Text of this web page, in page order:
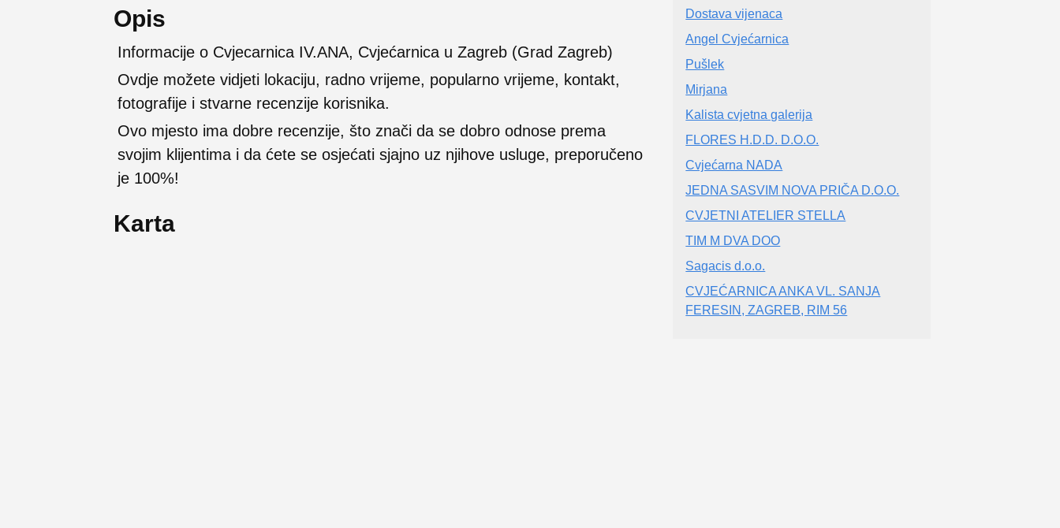
Opis
Informacije o Cvjecarnica IV.ANA, Cvjećarnica u Zagreb (Grad Zagreb)
Ovdje možete vidjeti lokaciju, radno vrijeme, popularno vrijeme, kontakt,
fotografije i stvarne recenzije korisnika.
Ovo mjesto ima dobre recenzije, što znači da se dobro odnose prema
svojim klijentima i da ćete se osjećati sjajno uz njihove usluge, preporučeno
je 100%!
Karta
Dostava vijenaca
Angel Cvjećarnica
Pušlek
Mirjana
Kalista cvjetna galerija
FLORES H.D.D. D.O.O.
Cvjećarna NADA
JEDNA SASVIM NOVA PRIČA D.O.O.
CVJETNI ATELIER STELLA
TIM M DVA DOO
Sagacis d.o.o.
CVJEĆARNICA ANKA VL. SANJA
FERESIN, ZAGREB, RIM 56